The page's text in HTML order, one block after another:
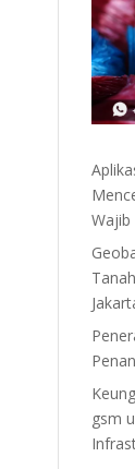
Wajib
gsm